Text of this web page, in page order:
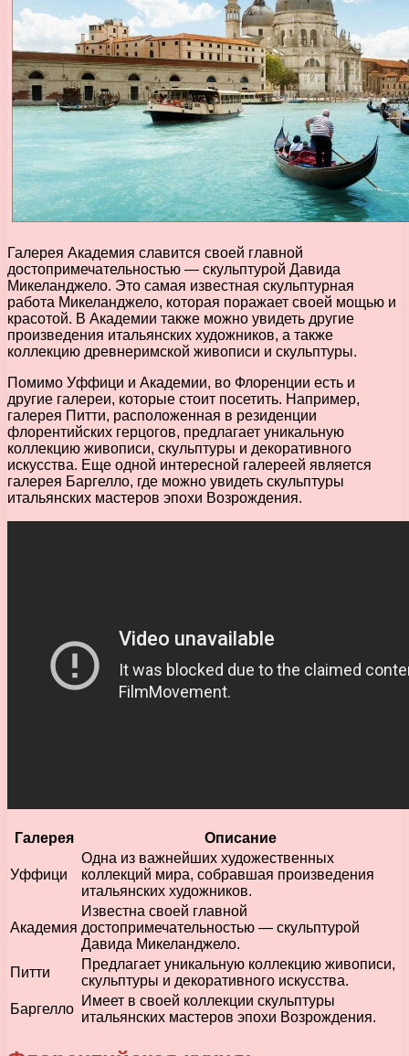
Галерея Академия славится своей главной
достопримечательностью — скульптурой Давида
Микеланджело. Это самая известная скульптурная
работа Микеланджело, которая поражает своей мощью и
красотой. В Академии также можно увидеть другие
произведения итальянских художников, а также
коллекцию древнеримской живописи и скульптуры.
Помимо Уффици и Академии, во Флоренции есть и
другие галереи, которые стоит посетить. Например,
галерея Питти, расположенная в резиденции
флорентийских герцогов, предлагает уникальную
коллекцию живописи, скульптуры и декоративного
искусства. Еще одной интересной галереей является
галерея Баргелло, где можно увидеть скульптуры
итальянских мастеров эпохи Возрождения.
Галерея Описание
Уффици
Одна из важнейших художественных
коллекций мира, собравшая произведения
итальянских художников.
Академия
Известна своей главной
достопримечательностью — скульптурой
Давида Микеланджело.
Питти
Предлагает уникальную коллекцию живописи,
скульптуры и декоративного искусства.
Баргелло
Имеет в своей коллекции скульптуры
итальянских мастеров эпохи Возрождения.